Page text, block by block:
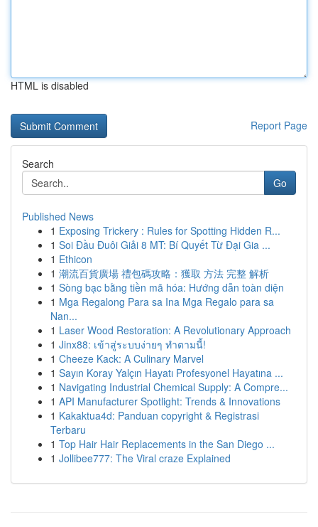
HTML is disabled
Report Page
Search
Go
Published News
1 Exposing Trickery : Rules for Spotting Hidden R...
1 Soi Đầu Đuôi Giải 8 MT: Bí Quyết Từ Đại Gia ...
1 Ethicon
1 潮流百貨廣場 禮包碼攻略：獲取 方法 完整 解析
1 Sòng bạc bằng tiền mã hóa: Hướng dẫn toàn diện
1 Mga Regalong Para sa Ina Mga Regalo para sa
Nan...
1 Laser Wood Restoration: A Revolutionary Approach
1 Jinx88: เข้าสู่ระบบง่ายๆ ทำตามนี้!
1 Cheeze Kack: A Culinary Marvel
1 Sayın Koray Yalçın Hayatı Profesyonel Hayatına ...
1 Navigating Industrial Chemical Supply: A Compre...
1 API Manufacturer Spotlight: Trends & Innovations
1 Kakaktua4d: Panduan copyright & Registrasi
Terbaru
1 Top Hair Hair Replacements in the San Diego ...
1 Jollibee777: The Viral craze Explained